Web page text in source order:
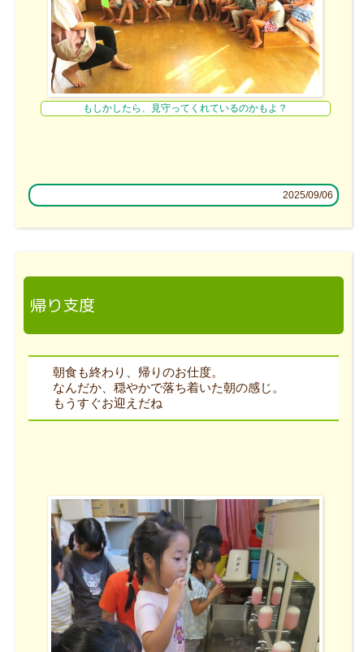
もしかしたら、見守ってくれているのかもよ？
2025/09/06
帰り支度
朝食も終わり、帰りのお仕度。
なんだか、穏やかで落ち着いた朝の感じ。
もうすぐお迎えだね